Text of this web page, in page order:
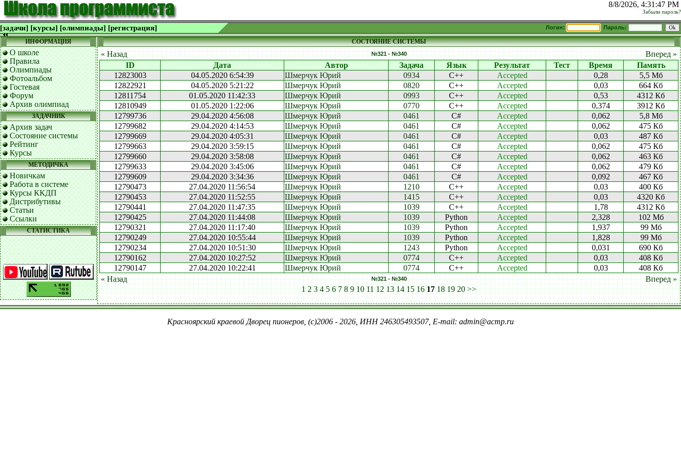
8/8/2026, 4:31:47 PM
Забыли пароль?
[задачи] [курсы] [олимпиады] [регистрация] Логин: Пароль:
ИНФОРМАЦИЯ
О школе
Правила
Олимпиады
Фотоальбом
Гостевая
Форум
Архив олимпиад
ЗАДАЧНИК
Архив задач
Состояние системы
Рейтинг
Курсы
МЕТОДИЧКА
Новичкам
Работа в системе
Курсы ККДП
Дистрибутивы
Статьи
Ссылки
СТАТИСТИКА
СОСТОЯНИЕ СИСТЕМЫ
« Назад №321 - №340
Вперед »
ID
Дата Автор Задача Язык Результат Тест Время
Память
12823003
04.05.2020 6:54:39 Шмерчук Юрий 0934 C++ Accepted 0,28
5,5 Мб
12822921
04.05.2020 5:21:22 Шмерчук Юрий 0820 C++ Accepted 0,03
664 Кб
12811754
01.05.2020 11:42:33 Шмерчук Юрий 0993 C++ Accepted 0,53
4312 Кб
12810949
01.05.2020 1:22:06 Шмерчук Юрий 0770 C++ Accepted 0,374
3912 Кб
12799736
29.04.2020 4:56:08 Шмерчук Юрий 0461 C# Accepted 0,062
5,8 Мб
12799682
29.04.2020 4:14:53 Шмерчук Юрий 0461 C# Accepted 0,062
475 Кб
12799669
29.04.2020 4:05:31 Шмерчук Юрий 0461 C# Accepted 0,03
487 Кб
12799663
29.04.2020 3:59:15 Шмерчук Юрий 0461 C# Accepted 0,062
475 Кб
12799660
29.04.2020 3:58:08 Шмерчук Юрий 0461 C# Accepted 0,062
463 Кб
12799633
29.04.2020 3:45:06 Шмерчук Юрий 0461 C# Accepted 0,062
479 Кб
12799609
29.04.2020 3:34:36 Шмерчук Юрий 0461 C# Accepted 0,092
467 Кб
12790473
27.04.2020 11:56:54 Шмерчук Юрий 1210 C++ Accepted 0,03
400 Кб
12790453
27.04.2020 11:52:55 Шмерчук Юрий 1415 C++ Accepted 0,03
4320 Кб
12790441
27.04.2020 11:47:35 Шмерчук Юрий 1039 C++ Accepted 1,78
4312 Кб
12790425
27.04.2020 11:44:08 Шмерчук Юрий 1039 Python Accepted 2,328
102 Мб
12790321
27.04.2020 11:17:40 Шмерчук Юрий 1039 Python Accepted 1,937
99 Мб
12790249
27.04.2020 10:55:44 Шмерчук Юрий 1039 Python Accepted 1,828
99 Мб
12790234
27.04.2020 10:51:30 Шмерчук Юрий 1243 Python Accepted 0,031
690 Кб
12790162
27.04.2020 10:27:52 Шмерчук Юрий 0774 C++ Accepted 0,03
408 Кб
12790147
27.04.2020 10:22:41 Шмерчук Юрий 0774 C++ Accepted 0,03
408 Кб
« Назад
№321 - №340
Вперед »
1 2 3 4 5 6 7 8 9 10 11 12 13 14 15 16 17 18 19 20 >>
Красноярский краевой Дворец пионеров, (c)2006 - 2026, ИНН 246305493507, E-mail: admin@acmp.ru